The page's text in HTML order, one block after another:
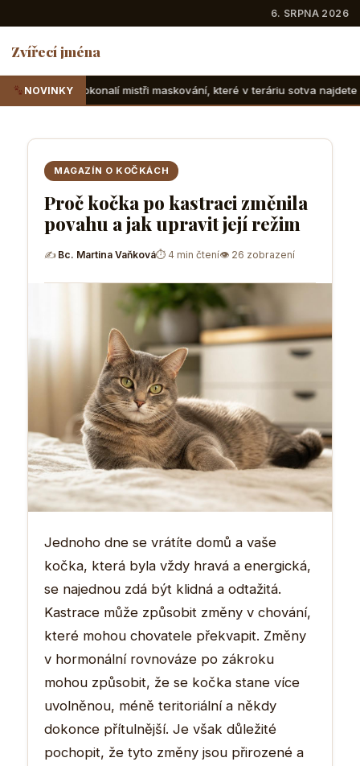
6. SRPNA 2026
Zvířecí jména
NOVINKY
mistři maskování, které v teráriu sotva najdete
MAGAZÍN O KOČKÁCH
Proč kočka po kastraci změnila
povahu a jak upravit její režim
✍ Bc. Martina Vaňková⏱ 4 min čtení👁 26 zobrazení
Jednoho dne se vrátíte domů a vaše
kočka, která byla vždy hravá a energická,
se najednou zdá být klidná a odtažitá.
Kastrace může způsobit změny v chování,
které mohou chovatele překvapit. Změny
v hormonální rovnováze po zákroku
mohou způsobit, že se kočka stane více
uvolněnou, méně teritoriální a někdy
dokonce přítulnější. Je však důležité
pochopit, že tyto změny jsou přirozené a